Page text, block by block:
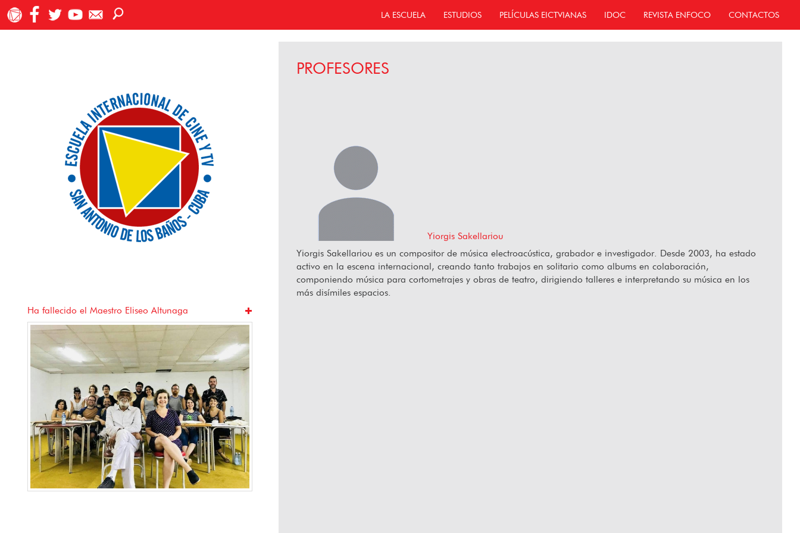
LA ESCUELA ESTUDIOS PELÍCULAS EICTVIANAS IDOC REVISTA ENFOCO CONTACTOS
Ha fallecido el Maestro Eliseo Altunaga
PROFESORES
Yiorgis Sakellariou
Yiorgis Sakellariou es un compositor de música electroacústica, grabador e investigador. Desde 2003, ha estado
activo en la escena internacional, creando tanto trabajos en solitario como albums en colaboración,
componiendo música para cortometrajes y obras de teatro, dirigiendo talleres e interpretando su música en los
más disímiles espacios.